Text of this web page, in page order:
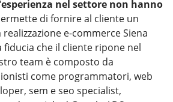
nel settore non hanno
di fornire al cliente un
realizzazione e-commerce Siena
fiducia che il cliente ripone nel
team è composto da
come programmatori, web
sem e seo specialist,